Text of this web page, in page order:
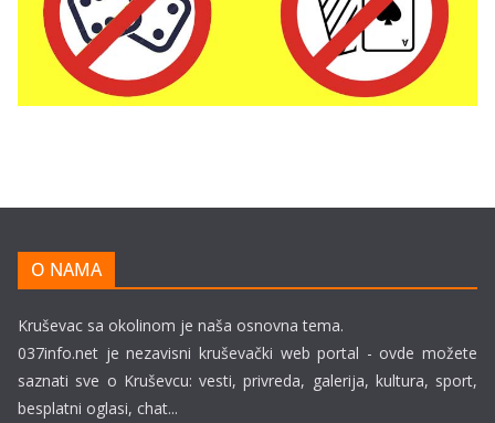
O NAMA
Kruševac sa okolinom je naša osnovna tema.
037info.net je nezavisni kruševački web portal - ovde možete
saznati sve o Kruševcu: vesti, privreda, galerija, kultura, sport,
besplatni oglasi, chat...